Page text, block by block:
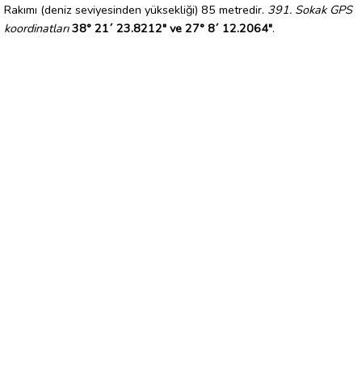
Rakımı (deniz seviyesinden yüksekliği) 85 metredir. 391. Sokak GPS
koordinatları 38° 21´ 23.8212" ve 27° 8´ 12.2064".